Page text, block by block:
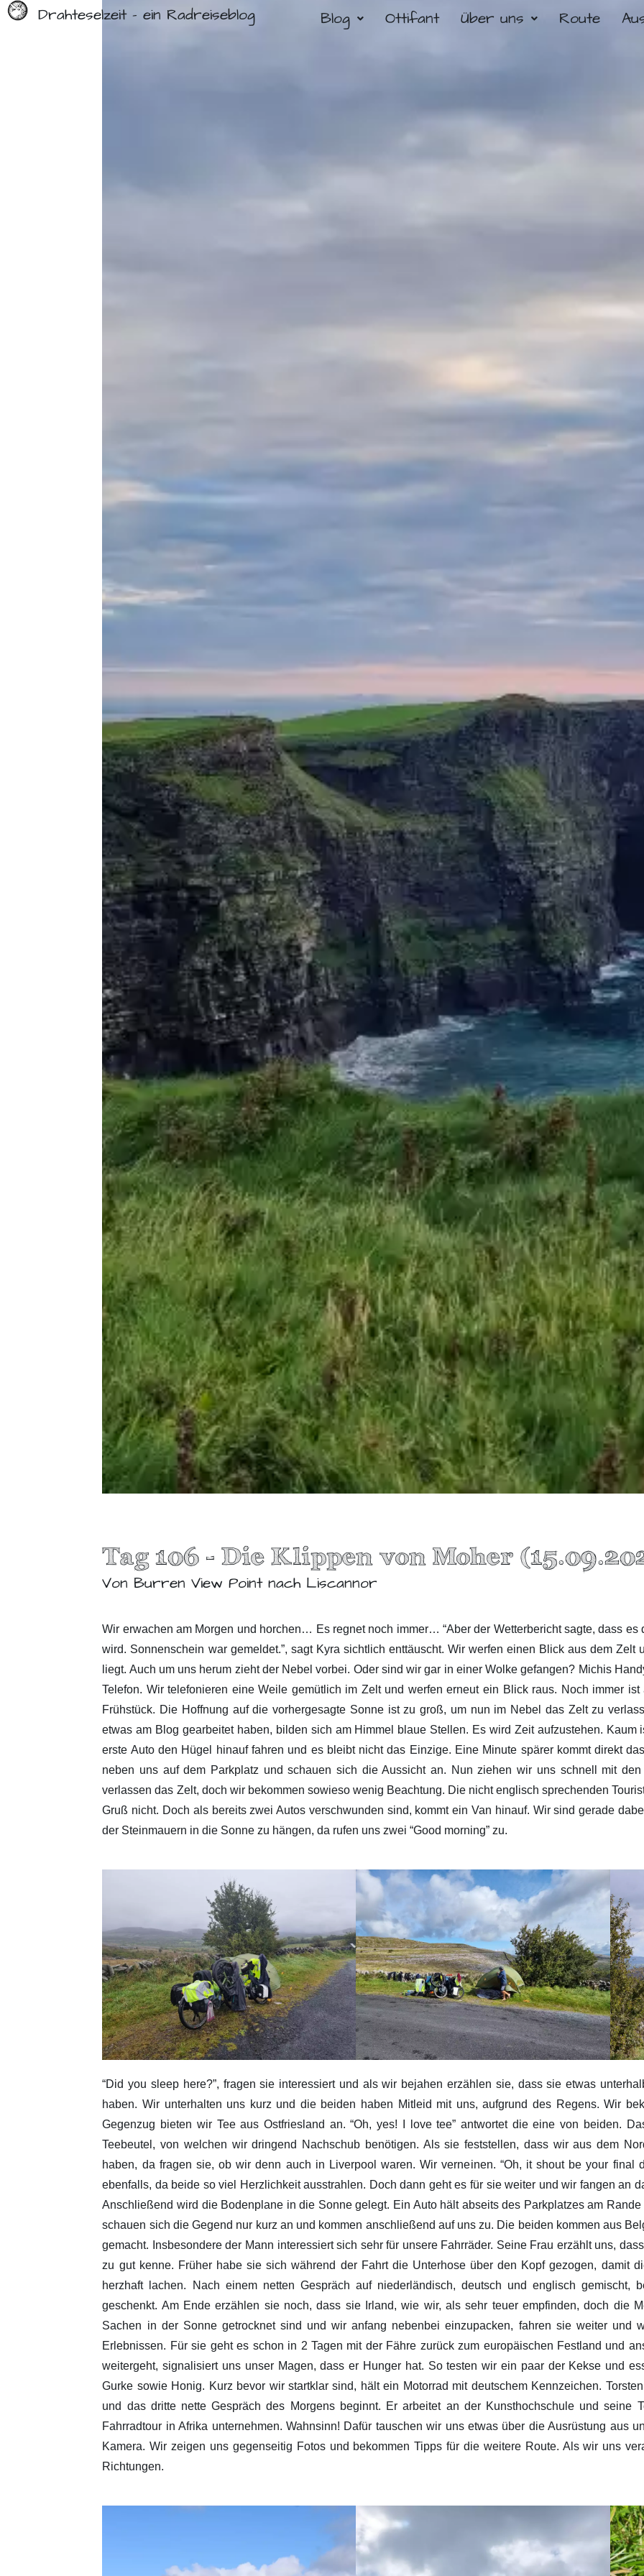
Drahteselzeit - ein Radreiseblog Blog Ottifant Über uns Route
Tag 106 - Die Klippen von Moher
Von Burren View Point nach Liscannor
Wir erwachen am Morgen und horchen… Es regnet noch immer… “Aber der Wetterbericht sagte, dass
wird. Sonnenschein war gemeldet.”, sagt Kyra sichtlich enttäuscht. Wir werfen einen Blick aus dem Zelt
liegt. Auch um uns herum zieht der Nebel vorbei. Oder sind wir gar in einer Wolke gefangen? Michis
Telefon. Wir telefonieren eine Weile gemütlich im Zelt und werfen erneut ein Blick raus. Noch immer
Frühstück. Die Hoffnung auf die vorhergesagte Sonne ist zu groß, um nun im Nebel das Zelt zu
etwas am Blog gearbeitet haben, bilden sich am Himmel blaue Stellen. Es wird Zeit aufzustehen. Kaum
erste Auto den Hügel hinauf fahren und es bleibt nicht das Einzige. Eine Minute spärer kommt direkt
neben uns auf dem Parkplatz und schauen sich die Aussicht an. Nun ziehen wir uns schnell mit
verlassen das Zelt, doch wir bekommen sowieso wenig Beachtung. Die nicht englisch sprechenden
Gruß nicht. Doch als bereits zwei Autos verschwunden sind, kommt ein Van hinauf. Wir sind gerade
der Steinmauern in die Sonne zu hängen, da rufen uns zwei “Good morning” zu.
“Did you sleep here?”, fragen sie interessiert und als wir bejahen erzählen sie, dass sie etwas
haben. Wir unterhalten uns kurz und die beiden haben Mitleid mit uns, aufgrund des Regens. Wir
Gegenzug bieten wir Tee aus Ostfriesland an. “Oh, yes! I love tee” antwortet die eine von beiden.
Teebeutel, von welchen wir dringend Nachschub benötigen. Als sie feststellen, dass wir aus dem
haben, da fragen sie, ob wir denn auch in Liverpool waren. Wir verneinen. “Oh, it shout be your final
ebenfalls, da beide so viel Herzlichkeit ausstrahlen. Doch dann geht es für sie weiter und wir fangen an
Anschließend wird die Bodenplane in die Sonne gelegt. Ein Auto hält abseits des Parkplatzes am
schauen sich die Gegend nur kurz an und kommen anschließend auf uns zu. Die beiden kommen aus
gemacht. Insbesondere der Mann interessiert sich sehr für unsere Fahrräder. Seine Frau erzählt uns,
zu gut kenne. Früher habe sie sich während der Fahrt die Unterhose über den Kopf gezogen, damit
herzhaft lachen. Nach einem netten Gespräch auf niederländisch, deutsch und englisch gemischt,
geschenkt. Am Ende erzählen sie noch, dass sie Irland, wie wir, als sehr teuer empfinden, doch die
Sachen in der Sonne getrocknet sind und wir anfang nebenbei einzupacken, fahren sie weiter und
Erlebnissen. Für sie geht es schon in 2 Tagen mit der Fähre zurück zum europäischen Festland und
weitergeht, signalisiert uns unser Magen, dass er Hunger hat. So testen wir ein paar der Kekse und
Gurke sowie Honig. Kurz bevor wir startklar sind, hält ein Motorrad mit deutschem Kennzeichen.
und das dritte nette Gespräch des Morgens beginnt. Er arbeitet an der Kunsthochschule und seine
Fahrradtour in Afrika unternehmen. Wahnsinn! Dafür tauschen wir uns etwas über die Ausrüstung aus
Kamera. Wir zeigen uns gegenseitig Fotos und bekommen Tipps für die weitere Route. Als wir uns
Richtungen.